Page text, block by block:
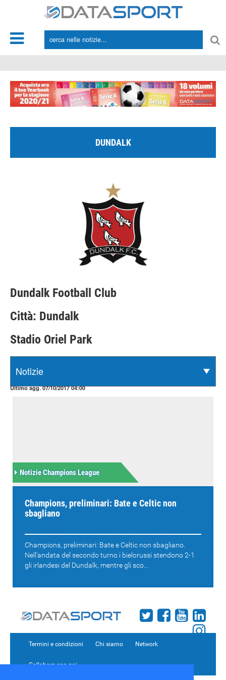
DUNDALK
Dundalk Football Club
Città: Dundalk
Stadio Oriel Park
Ultimo agg. 07/10/2017 04:00
Notizie Champions League
Champions, preliminari: Bate e Celtic non
sbagliano
Champions, preliminari: Bate e Celtic non sbagliano.
Nell'andata del secondo turno i bielorussi stendono 2-1
gli irlandesi del Dundalk, mentre gli sco...
Termini e condizioni Chi siamo Network
Collabora con noi